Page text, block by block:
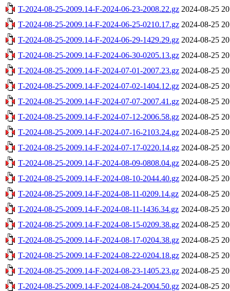
T-2024-08-25-2009.14-F-2024-06-23-2008.22.gz 2024-08-25
T-2024-08-25-2009.14-F-2024-06-25-0210.17.gz 2024-08-25
T-2024-08-25-2009.14-F-2024-06-29-1429.29.gz 2024-08-25
T-2024-08-25-2009.14-F-2024-06-30-0205.13.gz 2024-08-25
T-2024-08-25-2009.14-F-2024-07-01-2007.23.gz 2024-08-25
T-2024-08-25-2009.14-F-2024-07-02-1404.12.gz 2024-08-25
T-2024-08-25-2009.14-F-2024-07-07-2007.41.gz 2024-08-25
T-2024-08-25-2009.14-F-2024-07-12-2006.58.gz 2024-08-25
T-2024-08-25-2009.14-F-2024-07-16-2103.24.gz 2024-08-25
T-2024-08-25-2009.14-F-2024-07-17-0220.14.gz 2024-08-25
T-2024-08-25-2009.14-F-2024-08-09-0808.04.gz 2024-08-25
T-2024-08-25-2009.14-F-2024-08-10-2044.40.gz 2024-08-25
T-2024-08-25-2009.14-F-2024-08-11-0209.14.gz 2024-08-25
T-2024-08-25-2009.14-F-2024-08-11-1436.34.gz 2024-08-25
T-2024-08-25-2009.14-F-2024-08-15-0209.38.gz 2024-08-25
T-2024-08-25-2009.14-F-2024-08-17-0204.38.gz 2024-08-25
T-2024-08-25-2009.14-F-2024-08-22-0204.18.gz 2024-08-25
T-2024-08-25-2009.14-F-2024-08-23-1405.23.gz 2024-08-25
T-2024-08-25-2009.14-F-2024-08-24-2004.50.gz 2024-08-25